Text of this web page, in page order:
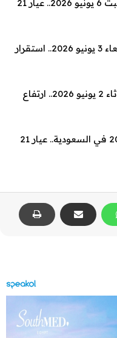
أسعار الذهب في السعودية اليوم السبت 6 يونيو 2026.. عيار 21
أسعار الذهب في السعودية اليوم الأربعاء 3 يونيو 2026.. استقرار
أسعار الذهب في السعودية اليوم الثلاثاء 2 يونيو 2026.. ارتفاع
أسعار الذهب اليوم الاثنين 1 يونيو 2026 في السعودية.. عيار 21